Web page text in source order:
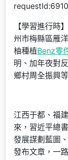
【學習進行時
州市梅縣區雁
柚種植Benz零
明、加年夜對
鄉村周全振興
江西于都、福
來，習近平總
發展謀劃藍圖
發布文章，一